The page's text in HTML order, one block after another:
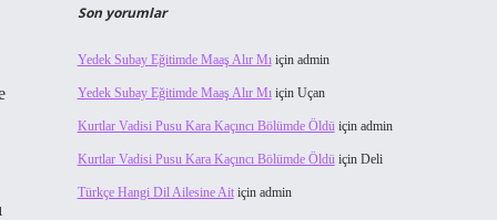
Son yorumlar
Yedek Subay Eğitimde Maaş Alır Mıiçin admin
Yedek Subay Eğitimde Maaş Alır Mıiçin Uçan
Kurtlar Vadisi Pusu Kara Kaçıncı Bölümde Öldüiçin admin
Kurtlar Vadisi Pusu Kara Kaçıncı Bölümde Öldüiçin Deli
Türkçe Hangi Dil Ailesine Aitiçin admin